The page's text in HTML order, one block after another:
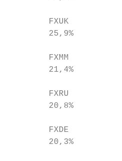
FXUK
25,9%
FXMM
21,4%
FXRU
20,8%
FXDE
20,3%